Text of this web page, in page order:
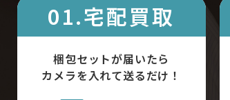
01.宅配買取
梱包セットが届いたら
カメラを入れて送るだけ！